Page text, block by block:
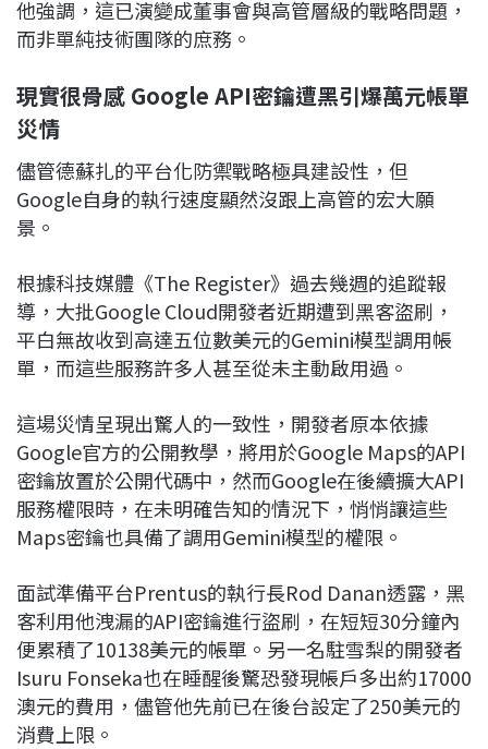
他強調，這已演變成董事會與高管層級的戰略問題，
而非單純技術團隊的庶務。
現實很骨感 Google API密鑰遭黑引爆萬元帳單
災情
儘管德蘇扎的平台化防禦戰略極具建設性，但
Google自身的執行速度顯然沒跟上高管的宏大願
景。
根據科技媒體《The Register》過去幾週的追蹤報
導，大批Google Cloud開發者近期遭到黑客盜刷，
平白無故收到高達五位數美元的Gemini模型調用帳
單，而這些服務許多人甚至從未主動啟用過。
這場災情呈現出驚人的一致性，開發者原本依據
Google官方的公開教學，將用於Google Maps的API
密鑰放置於公開代碼中，然而Google在後續擴大API
服務權限時，在未明確告知的情況下，悄悄讓這些
Maps密鑰也具備了調用Gemini模型的權限。
面試準備平台Prentus的執行長Rod Danan透露，黑
客利用他洩漏的API密鑰進行盜刷，在短短30分鐘內
便累積了10138美元的帳單。另一名駐雪梨的開發者
Isuru Fonseka也在睡醒後驚恐發現帳戶多出約17000
澳元的費用，儘管他先前已在後台設定了250美元的
消費上限。